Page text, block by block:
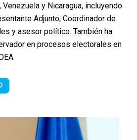
Venezuela y Nicaragua, incluyendo
Adjunto, Coordinador de
y asesor político. También ha
en procesos electorales en